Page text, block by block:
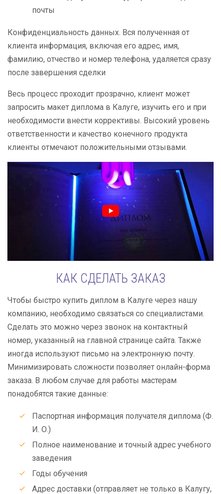
почты
Конфиденциальность данных. Вся полученная от
клиента информация, включая его адрес, имя,
фамилию, отчество и номер телефона, удаляется сразу
после завершения сделки
Весь процесс проходит прозрачно, клиент может
запросить макет диплома в Калуге, изучить его и при
необходимости внести коррективы. Высокий уровень
ответственности и качество конечного продукта
клиенты отмечают положительными отзывами.
КАК СДЕЛАТЬ ЗАКАЗ
Чтобы быстро купить диплом в Калуге через нашу
компанию, необходимо связаться со специалистами.
Сделать это можно через звонок на контактный
номер, указанный на главной странице сайта. Также
иногда используют письмо на электронную почту.
Минимизировать сложности позволяет онлайн-форма
заказа. В любом случае для работы мастерам
понадобятся такие данные:
Паспортная информация получателя диплома (Ф.
И. О.)
Полное наименование и точный адрес учебного
заведения
Годы обучения
Адрес доставки (отправляет не только в Калугу,